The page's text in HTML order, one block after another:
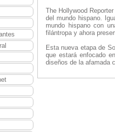
The Hollywood
del mundo hispano.
mundo hispano con
filántropa y ahora
Esta nueva etapa de
que estará enfocado
diseños de la afamada